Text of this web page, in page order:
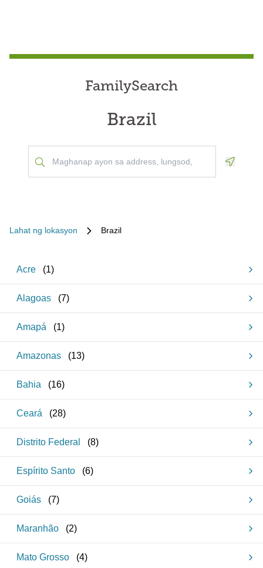
FamilySearch
Brazil
Lahat ng lokasyon Brazil
Acre (1)
Alagoas (7)
Amapá (1)
Amazonas (13)
Bahia (16)
Ceará (28)
Distrito Federal (8)
Espírito Santo (6)
Goiás (7)
Maranhão (2)
Mato Grosso (4)